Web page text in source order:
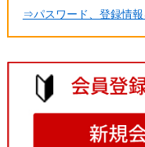
⇒パスワード、登録情